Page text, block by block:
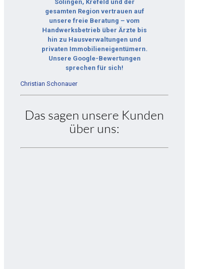
Solingen, Krefeld und der
gesamten Region vertrauen auf
unsere freie Beratung – vom
Handwerksbetrieb über Ärzte bis
hin zu Hausverwaltungen und
privaten Immobilieneigentümern.
Unsere Google-Bewertungen
sprechen für sich!
Christian Schonauer
Das sagen unsere Kunden
über uns: